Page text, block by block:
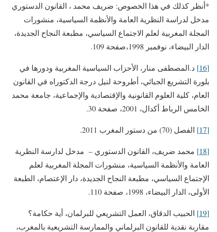
*أنظر كذلك في هذا الخصوص: ضريف محمد ، القانون الدستوري
مدخل لدراسة النظرية العامة والأنظمة السياسية، منشورات
المجلة المغربية لعلم الاجتماع السياسي، مطبعة النجاح الجديدة،
الدار البيضاء، نوفمبر 1998،صفحة 109.
[16]
د.المصطفى منار، الأحزاب السياسية المغربية ودورها في
بلورة التشريع الجبائي، أطروحة لنيل درجة الدكتوراه في القانون
العام، كلية العلوم القانونية والإقتصادية والإجماعية، جامعة محمد
الخامس الرباط أكدال، 2001، صفحة 30.
[17] الفصل (70) من دستور المغرب 2011.
[18]
محمد ضريف، القانون الدستوري – مدخل لدارسة النظرية
العامة والأنظمة السياسية، منشورات المجلة المغربية لعلم
الإجتماع السياسي، مطبعة النجاح الجديدة، دار الإعتصام، الطبعة
الأولى، الدار البيضاء، 1998، صفحة 110.
[19]
الحبيب الدقاق، العمل التشريعي للبرلمان، أية حكامة؟
مقاربة نقدية للقانون البرلماني والممارسة التشريعية بالمغرب،